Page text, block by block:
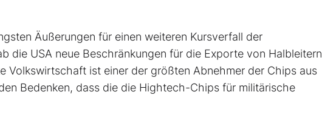
Äußerungen für einen weiteren Kursverfall der
die USA neue Beschränkungen für die Exporte von Halbleitern
Volkswirtschaft ist einer der größten Abnehmer der Chips aus
Bedenken, dass die die Hightech-Chips für militärische